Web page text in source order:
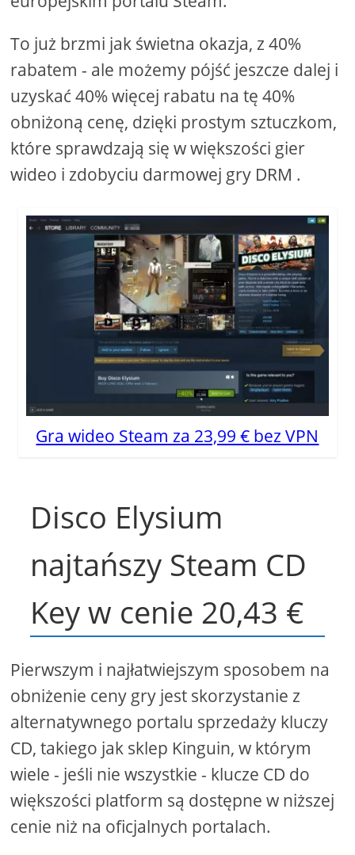
To już brzmi jak świetna okazja, z 40%
rabatem - ale możemy pójść jeszcze dalej i
uzyskać 40% więcej rabatu na tę 40%
obniżoną cenę, dzięki prostym sztuczkom,
które sprawdzają się w większości gier
wideo i zdobyciu darmowej gry DRM .
Gra wideo Steam za 23,99 € bez VPN
Disco Elysium
najtańszy Steam CD
Key w cenie 20,43 €
Pierwszym i najłatwiejszym sposobem na
obniżenie ceny gry jest skorzystanie z
alternatywnego portalu sprzedaży kluczy
CD, takiego jak sklep Kinguin, w którym
wiele - jeśli nie wszystkie - klucze CD do
większości platform są dostępne w niższej
cenie niż na oficjalnych portalach.